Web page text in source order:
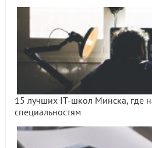
15 лучших IT-школ Минска, где
специальностям